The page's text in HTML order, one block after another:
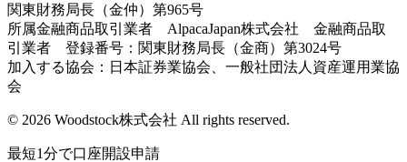
関東財務局長（金仲）第965号
所属金融商品取引業者 AlpacaJapan株式会社 金融商品取
引業者 登録番号：関東財務局長（金商）第3024号
加入する協会：日本証券業協会、一般社団法人資産運用業協
会
© 2026 Woodstock株式会社 All rights reserved.
最短1分で口座開設申請